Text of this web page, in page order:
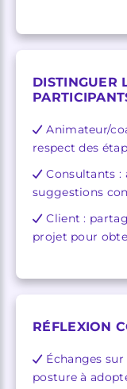
DISTINGUER
Animateur/
respect des
Consultants :
suggestions
Client :
projet pour
RÉFLEXION
Échanges
posture à